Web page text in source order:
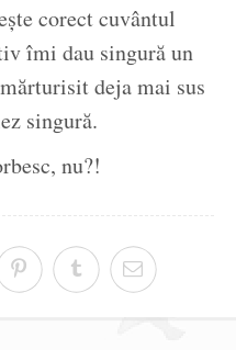
corect cuvântul
îmi dau singură un
deja mai sus
singură.
nu?!